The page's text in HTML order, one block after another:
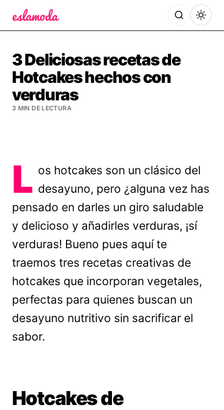
3 Deliciosas recetas de
Hotcakes hechos con
verduras
3 MIN DE LECTURA
L os hotcakes son un clásico del
desayuno, pero ¿alguna vez has
pensado en darles un giro saludable
y delicioso y añadirles verduras, ¡sí
verduras! Bueno pues aquí te
traemos tres recetas creativas de
hotcakes que incorporan vegetales,
perfectas para quienes buscan un
desayuno nutritivo sin sacrificar el
sabor.
Hotcakes de